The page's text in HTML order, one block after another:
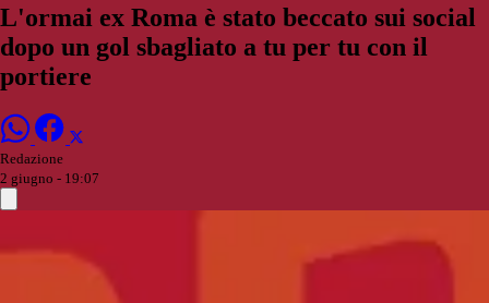
L'ormai ex Roma è stato beccato sui social
dopo un gol sbagliato a tu per tu con il
portiere
Redazione
2 giugno - 19:07